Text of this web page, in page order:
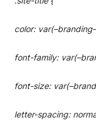
color:
font-family:
font-size:
letter-spacing: